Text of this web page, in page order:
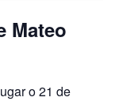
Mateo
o 21 de